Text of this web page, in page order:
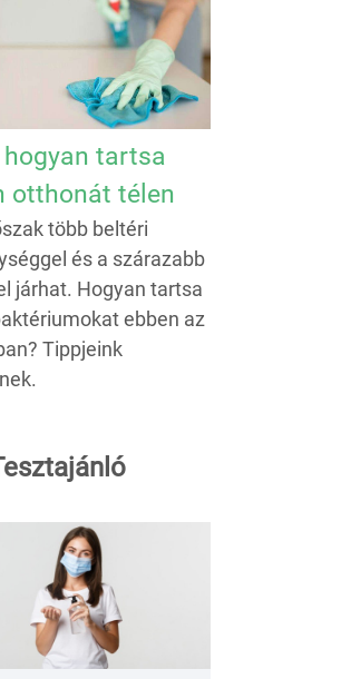
tartsa
otthonát télen
több beltéri
és a szárazabb
járhat. Hogyan tartsa
ebben az
Tippjeink